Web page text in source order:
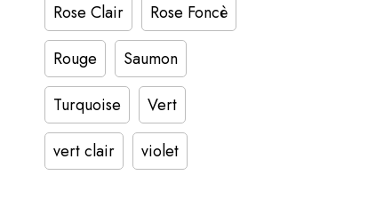
Rose Clair
Rose Foncè
Rouge
Saumon
Turquoise
Vert
vert clair
violet